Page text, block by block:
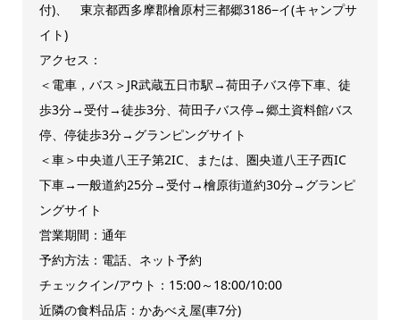
付)、 東京都西多摩郡檜原村三都郷3186−イ(キャンプサ
イト)
アクセス：
＜電車，バス＞JR武蔵五日市駅→荷田子バス停下車、徒
歩3分→受付→徒歩3分、荷田子バス停→郷土資料館バス
停、停徒歩3分→グランピングサイト
＜車＞中央道八王子第2IC、または、圏央道八王子西IC
下車→一般道約25分→受付→檜原街道約30分→グランピ
ングサイト
営業期間：通年
予約方法：電話、ネット予約
チェックイン/アウト：15:00～18:00/10:00
近隣の食料品店：かあべえ屋(車7分)